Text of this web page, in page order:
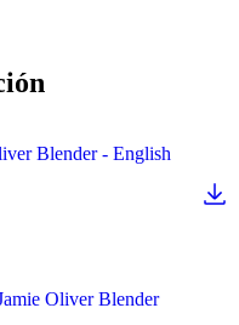
Blender - English
Oliver Blender